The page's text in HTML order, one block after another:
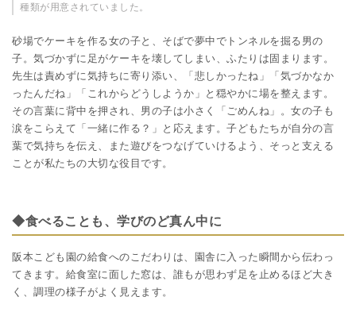
種類が用意されていました。
砂場でケーキを作る女の子と、そばで夢中でトンネルを掘る男の
子。気づかずに足がケーキを壊してしまい、ふたりは固まります。
先生は責めずに気持ちに寄り添い、「悲しかったね」「気づかなか
ったんだね」「これからどうしようか」と穏やかに場を整えます。
その言葉に背中を押され、男の子は小さく「ごめんね」。女の子も
涙をこらえて「一緒に作る？」と応えます。子どもたちが自分の言
葉で気持ちを伝え、また遊びをつなげていけるよう、そっと支える
ことが私たちの大切な役目です。
◆食べることも、学びのど真ん中に
阪本こども園の給食へのこだわりは、園舎に入った瞬間から伝わっ
てきます。給食室に面した窓は、誰もが思わず足を止めるほど大き
く、調理の様子がよく見えます。